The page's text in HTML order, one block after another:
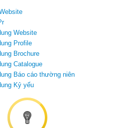
Website
Profile
Brochure
Catalogue
Báo cáo thường niên
Kỷ yếu